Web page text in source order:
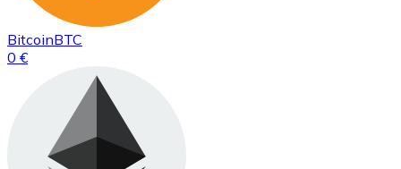
BitcoinBTC
0 €